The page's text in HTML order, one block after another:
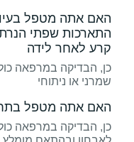
האם אתה מטפל
התארכות שפתי
קרע לאחר לידה
כן, הבדיקה במרפאה
שמרני או ניתוחי
האם אתה מטפל
כן, הבדיקה במרפאה